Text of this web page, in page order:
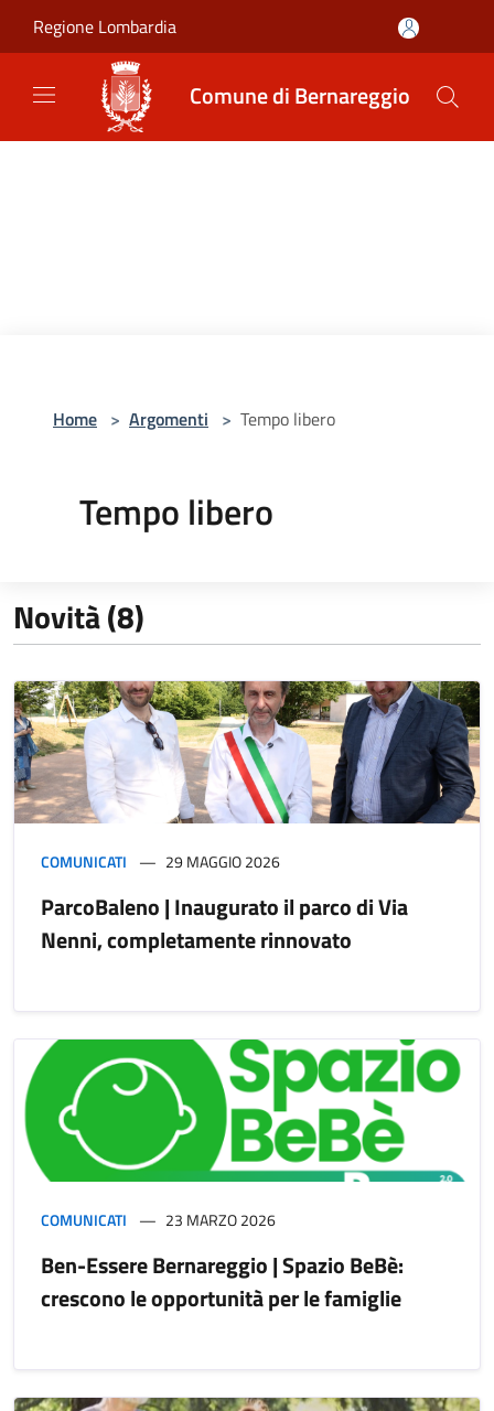
Regione Lombardia
Comune di Bernareggio
Home > Argomenti > Tempo libero
Tempo libero
Novità (8)
COMUNICATI 29 MAGGIO 2026
ParcoBaleno | Inaugurato il parco di Via
Nenni, completamente rinnovato
COMUNICATI 23 MARZO 2026
Ben-Essere Bernareggio | Spazio BeBè:
crescono le opportunità per le famiglie